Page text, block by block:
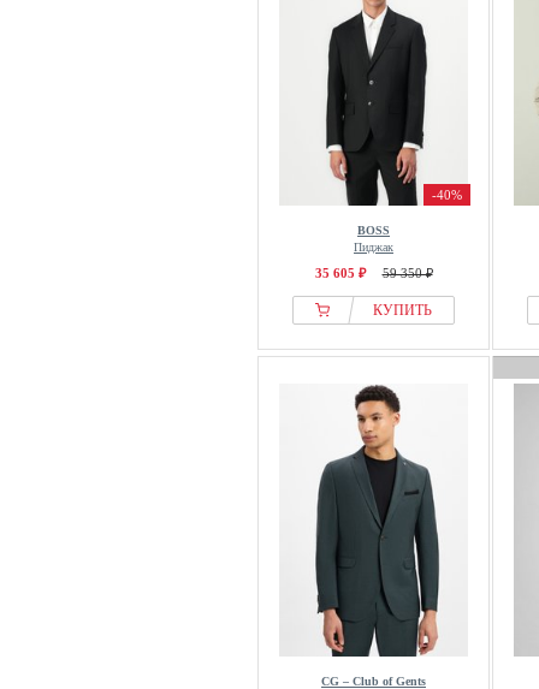
-40%
BOSS
Пиджак
35 605 ₽ 59 350 ₽
КУПИТЬ
CG – Club of Gents